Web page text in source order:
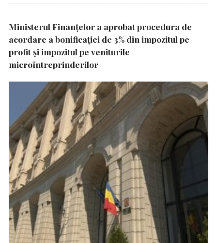
Ministerul Finanțelor a aprobat procedura de
acordare a bonificației de 3% din impozitul pe
profit și impozitul pe veniturile
microîntreprinderilor